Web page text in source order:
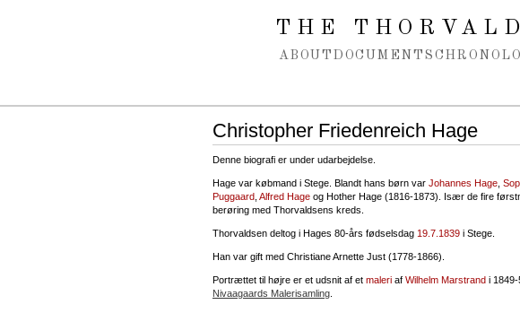
THE
ABOUT DOCUMENTS
Christopher Friedenreich Hage
Denne biografi er under udarbejdelse.
Hage var købmand i Stege. Blandt hans børn var Johannes Hage
Puggaard Alfred Hage og Hother Hage (1816-1873). Især de fire
berøring med Thorvaldsens kreds.
Thorvaldsen deltog i Hages 80-års fødselsdag 19.7.1839 i Stege.
Han var gift med Christiane Arnette Just (1778-1866).
Portrættet til højre er et udsnit af et maleri af Wilhelm Marstrand i
Nivaagaards Malerisamling